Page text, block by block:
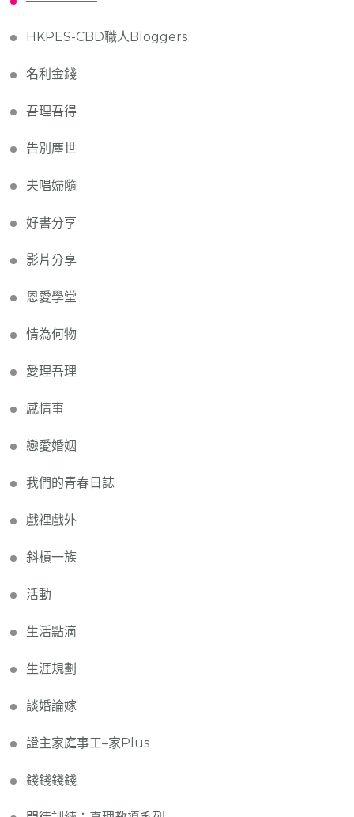
HKPES-CBD職人Bloggers
名利金錢
吾理吾得
告別塵世
夫唱婦隨
好書分享
影片分享
恩愛學堂
情為何物
愛理吾理
感情事
戀愛婚姻
我們的青春日誌
戲裡戲外
斜槓一族
活動
生活點滴
生涯規劃
談婚論嫁
證主家庭事工–家Plus
錢錢錢錢